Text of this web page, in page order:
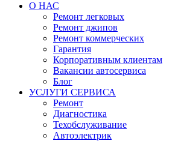
О НАС
Ремонт легковых
Ремонт джипов
Ремонт коммерческих
Гарантия
Корпоративным клиентам
Вакансии автосервиса
Блог
УСЛУГИ СЕРВИСА
Ремонт
Диагностика
Техобслуживание
Автоэлектрик